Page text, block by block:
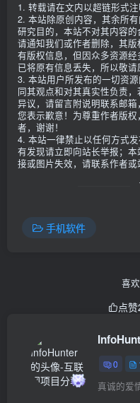
1. 转载请在文内以超链形式注
2. 本站除原创内容，其余所
研究目的，本站不对其内容的
请通知我们或作者删除，其
有版权信息，但因众多资源
已将原有信息丢失，所以敬请
3. 本站用户所发布的一切资
同其观点和对其真实性负责
异议，请留言附说明联系邮
您表示歉意！为尊重作者版
者，谢谢！
4. 本站一律禁止以任何方式
有发现请立即向站长举报；
接或图片失效，请联系作者或
手机软件
喜
点赞
0
真诚的爱